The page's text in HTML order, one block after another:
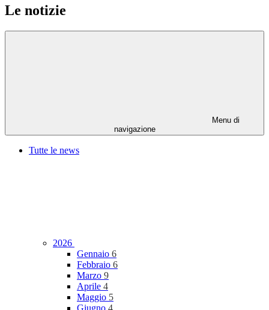
Le notizie
Menu di
navigazione
Tutte le news
2026
Gennaio 6
Febbraio 6
Marzo 9
Aprile 4
Maggio 5
Giugno 4